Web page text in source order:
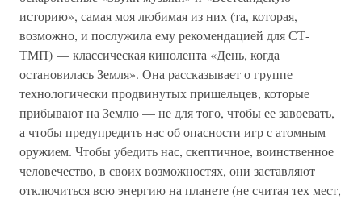
историю», самая моя любимая из них (та, которая,
возможно, и послужила ему рекомендацией для СТ-
ТМП) — классическая кинолента «День, когда
остановилась Земля». Она рассказывает о группе
технологически продвинутых пришельцев, которые
прибывают на Землю — не для того, чтобы ее завоевать,
а чтобы предупредить нас об опасности игр с атомным
оружием. Чтобы убедить нас, скептичное, воинственное
человечество, в своих возможностях, они заставляют
отключиться всю энергию на планете (не считая тех мест,